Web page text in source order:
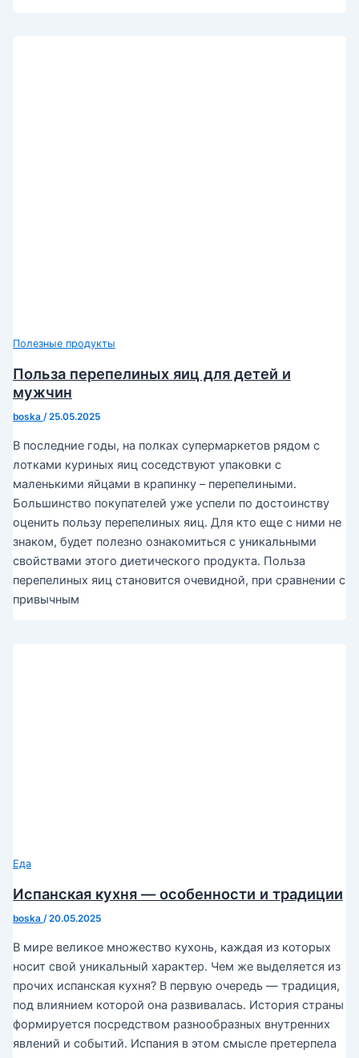
Полезные продукты
Польза перепелиных яиц для детей и
мужчин
boska /25.05.2025
В последние годы, на полках супермаркетов рядом с
лотками куриных яиц соседствуют упаковки с
маленькими яйцами в крапинку – перепелиными.
Большинство покупателей уже успели по достоинству
оценить пользу перепелиных яиц. Для кто еще с ними не
знаком, будет полезно ознакомиться с уникальными
свойствами этого диетического продукта. Польза
перепелиных яиц становится очевидной, при сравнении с
привычным
Еда
Испанская кухня — особенности и традиции
boska /20.05.2025
В мире великое множество кухонь, каждая из которых
носит свой уникальный характер. Чем же выделяется из
прочих испанская кухня? В первую очередь — традиция,
под влиянием которой она развивалась. История страны
формируется посредством разнообразных внутренних
явлений и событий. Испания в этом смысле претерпела